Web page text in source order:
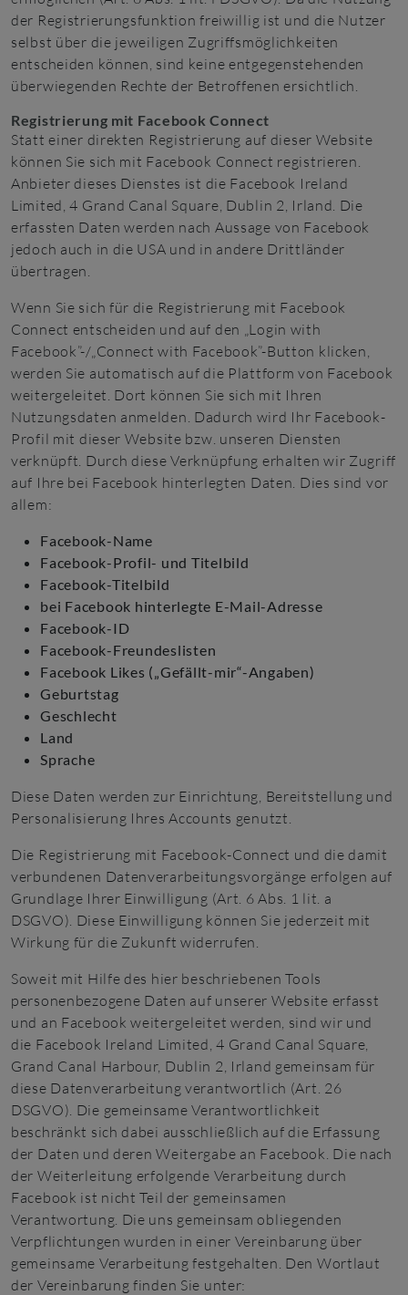
der Registrierungsfunktion freiwillig ist und die Nutzer
selbst über die jeweiligen Zugriffsmöglichkeiten
entscheiden können, sind keine entgegenstehenden
überwiegenden Rechte der Betroffenen ersichtlich.
Registrierung mit Facebook Connect
Statt einer direkten Registrierung auf dieser Website
können Sie sich mit Facebook Connect registrieren.
Anbieter dieses Dienstes ist die Facebook Ireland
Limited, 4 Grand Canal Square, Dublin 2, Irland. Die
erfassten Daten werden nach Aussage von Facebook
jedoch auch in die USA und in andere Drittländer
übertragen.
Wenn Sie sich für die Registrierung mit Facebook
Connect entscheiden und auf den „Login with
Facebook”-/„Connect with Facebook”-Button klicken,
werden Sie automatisch auf die Plattform von Facebook
weitergeleitet. Dort können Sie sich mit Ihren
Nutzungsdaten anmelden. Dadurch wird Ihr Facebook-
Profil mit dieser Website bzw. unseren Diensten
verknüpft. Durch diese Verknüpfung erhalten wir Zugriff
auf Ihre bei Facebook hinterlegten Daten. Dies sind vor
allem:
Facebook-Name
Facebook-Profil- und Titelbild
Facebook-Titelbild
bei Facebook hinterlegte E-Mail-Adresse
Facebook-ID
Facebook-Freundeslisten
Facebook Likes („Gefällt-mir“-Angaben)
Geburtstag
Geschlecht
Land
Sprache
Diese Daten werden zur Einrichtung, Bereitstellung und
Personalisierung Ihres Accounts genutzt.
Die Registrierung mit Facebook-Connect und die damit
verbundenen Datenverarbeitungsvorgänge erfolgen auf
Grundlage Ihrer Einwilligung (Art. 6 Abs. 1 lit. a
DSGVO). Diese Einwilligung können Sie jederzeit mit
Wirkung für die Zukunft widerrufen.
Soweit mit Hilfe des hier beschriebenen Tools
personenbezogene Daten auf unserer Website erfasst
und an Facebook weitergeleitet werden, sind wir und
die Facebook Ireland Limited, 4 Grand Canal Square,
Grand Canal Harbour, Dublin 2, Irland gemeinsam für
diese Datenverarbeitung verantwortlich (Art. 26
DSGVO). Die gemeinsame Verantwortlichkeit
beschränkt sich dabei ausschließlich auf die Erfassung
der Daten und deren Weitergabe an Facebook. Die nach
der Weiterleitung erfolgende Verarbeitung durch
Facebook ist nicht Teil der gemeinsamen
Verantwortung. Die uns gemeinsam obliegenden
Verpflichtungen wurden in einer Vereinbarung über
gemeinsame Verarbeitung festgehalten. Den Wortlaut
der Vereinbarung finden Sie unter: